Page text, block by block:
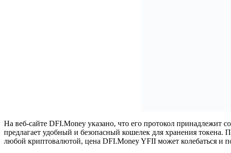
На веб-сайте DFI.Money указано, что его протокол принадлежит
предлагает удобный и безопасный кошелек для хранения токена.
любой криптовалютой, цена DFI.Money YFII может колебаться и